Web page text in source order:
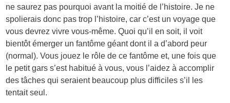
ne saurez pas pourquoi avant la moitié de l’histoire. Je ne
spolierais donc pas trop l’histoire, car c’est un voyage que
vous devrez vivre vous-même. Quoi qu’il en soit, il voit
bientôt émerger un fantôme géant dont il a d’abord peur
(normal). Vous jouez le rôle de ce fantôme et, une fois que
le petit gars s’est habitué à vous, vous l’aidez à accomplir
des tâches qui seraient beaucoup plus difficiles s’il les
tentait seul.